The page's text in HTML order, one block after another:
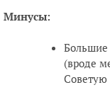
Минусы:
Большие
(вроде
Советую